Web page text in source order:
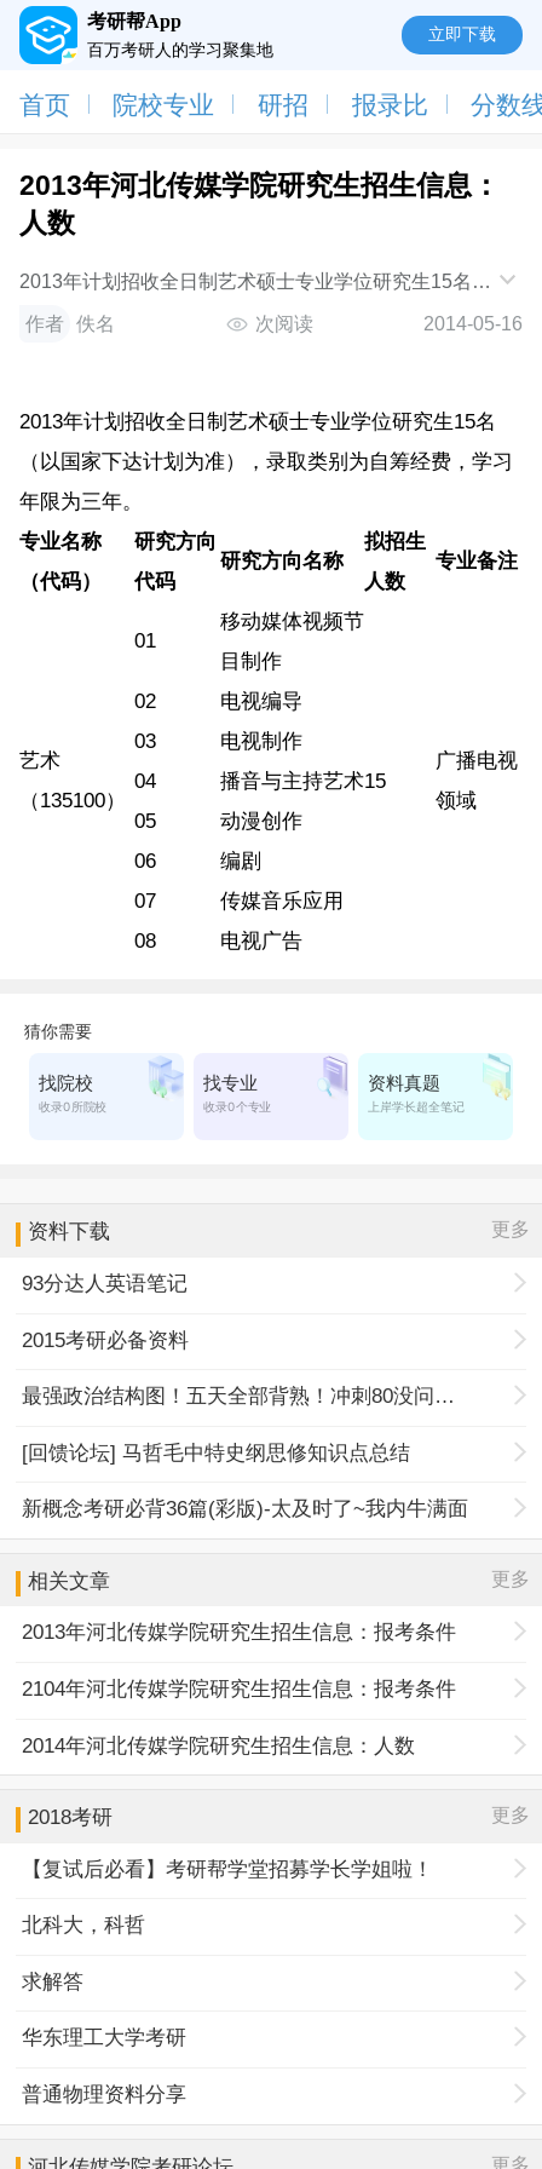
考研帮App
百万考研人的学习聚集地
立即下载
首页 院校专业 研招 报录比 分数
2013年河北传媒学院研究生招生信息：
人数
2013年计划招收全日制艺术硕士专业学位研究生15名
（以国家下达计划为准），录取类别为自筹经费，学习
年限为三年。专业名称（代码）研究方向代码
作者 佚名 次阅读 2014-05-16
2013年计划招收全日制艺术硕士专业学位研究生15名
（以国家下达计划为准），录取类别为自筹经费，学习
年限为三年。
专业名称
（代码）
研究方向
代码
研究方向名称
拟招生
人数
专业备注
艺术
（135100）
01
移动媒体视频节
目制作
15
广播电视
领域
02
电视编导
03
电视制作
04
播音与主持艺术
05
动漫创作
06
编剧
07
传媒音乐应用
08
电视广告
资料下载 更多
93分达人英语笔记
2015考研必备资料
最强政治结构图！五天全部背熟！冲刺80没问题！
[回馈论坛] 马哲毛中特史纲思修知识点总结
新概念考研必背36篇(彩版)-太及时了~我内牛满面
相关文章 更多
2013年河北传媒学院研究生招生信息：报考条件
2104年河北传媒学院研究生招生信息：报考条件
2014年河北传媒学院研究生招生信息：人数
2018考研 更多
【复试后必看】考研帮学堂招募学长学姐啦！
北科大，科哲
求解答
华东理工大学考研
普通物理资料分享
更多